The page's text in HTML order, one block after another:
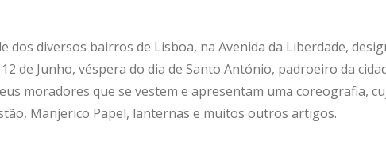
dos diversos bairros de Lisboa, na Avenida da Liberdade,
de Junho, véspera do dia de Santo António, padroeiro da
moradores que se vestem e apresentam uma coreografia,
Manjerico Papel, lanternas e muitos outros artigos.